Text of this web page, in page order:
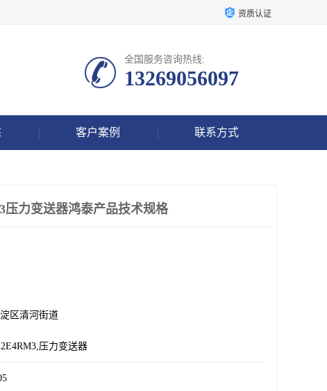
资质认证
全国服务咨询热线:
13269056097
客户案例 联系方式
压力变送器鸿泰产品技术规格
区清河街道
压力变送器